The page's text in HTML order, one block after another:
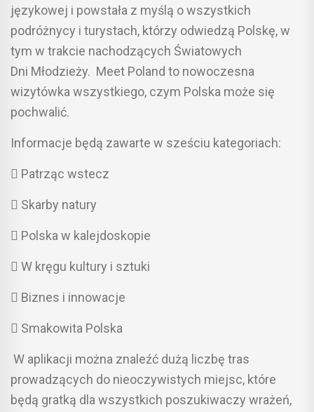
językowej i powstała z myślą o wszystkich
podróżnycy i turystach, którzy odwiedzą Polskę, w
tym w trakcie nachodzących Światowych
Dni Młodzieży. Meet Poland to nowoczesna
wizytówka wszystkiego, czym Polska może się
pochwalić.
Informacje będą zawarte w sześciu kategoriach:
 Patrząc wstecz
 Skarby natury
 Polska w kalejdoskopie
 W kręgu kultury i sztuki
 Biznes i innowacje
 Smakowita Polska
W aplikacji można znaleźć dużą liczbę tras
prowadzących do nieoczywistych miejsc, które
będą gratką dla wszystkich poszukiwaczy wrażeń,